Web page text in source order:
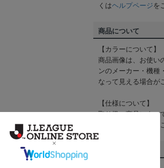
くはヘルプページを
商品について
【カラーについて】
商品画像は、お使い
ンのメーカー・機種
なって見える場合が
【仕様について】
取り扱い商品によっ
予告なく変更にな